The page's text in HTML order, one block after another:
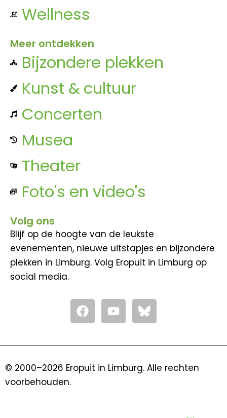
Wellness
Meer ontdekken
Bijzondere plekken
Kunst & cultuur
Concerten
Musea
Theater
Foto's en video's
Volg ons
Blijf op de hoogte van de leukste
evenementen, nieuwe uitstapjes en bijzondere
plekken in Limburg. Volg Eropuit in Limburg op
social media.
F
a
c
o
Y
o
u
b
© 2000–2026 Eropuit in Limburg. Alle rechten
voorbehouden.